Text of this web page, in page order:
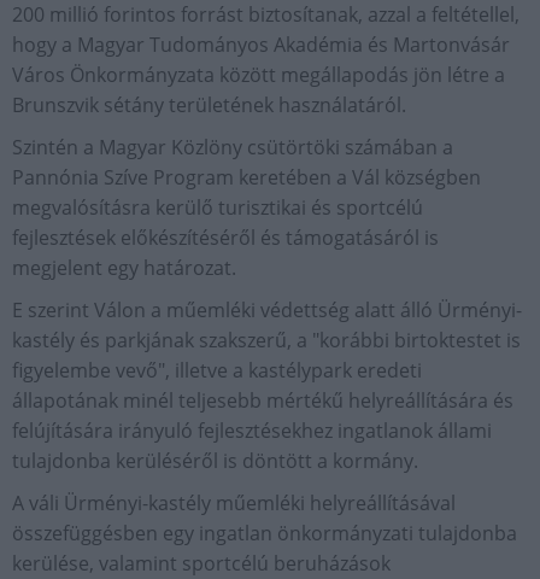
200 millió forintos forrást biztosítanak, azzal a feltétellel,
hogy a Magyar Tudományos Akadémia és Martonvásár
Város Önkormányzata között megállapodás jön létre a
Brunszvik sétány területének használatáról.
Szintén a Magyar Közlöny csütörtöki számában a
Pannónia Szíve Program keretében a Vál községben
megvalósításra kerülő turisztikai és sportcélú
fejlesztések előkészítéséről és támogatásáról is
megjelent egy határozat.
E szerint Válon a műemléki védettség alatt álló Ürményi-
kastély és parkjának szakszerű, a "korábbi birtoktestet is
figyelembe vevő", illetve a kastélypark eredeti
állapotának minél teljesebb mértékű helyreállítására és
felújítására irányuló fejlesztésekhez ingatlanok állami
tulajdonba kerüléséről is döntött a kormány.
A váli Ürményi-kastély műemléki helyreállításával
összefüggésben egy ingatlan önkormányzati tulajdonba
kerülése, valamint sportcélú beruházások